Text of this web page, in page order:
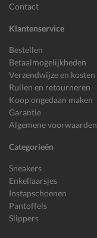
Contact
Klantenservice
Bestellen
Betaalmogelijkheden
Verzendwijze en kosten
Ruilen en retourneren
Koop ongedaan maken
Garantie
Algemene voorwaarden
Categorieën
Sneakers
Enkellaarsjes
Instapschoenen
Pantoffels
Slippers